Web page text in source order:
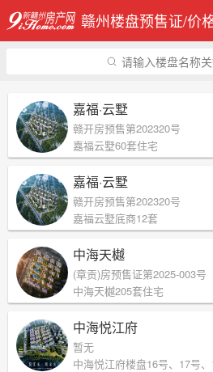
赣州楼盘预售证/价
请输入楼盘名称
嘉福·云墅
赣开房预售第202320号
嘉福云墅60套住宅
嘉福·云墅
赣开房预售第202320号
嘉福云墅底商12套
中海天樾
(章贡)房预售证第2025-003号
中海天樾205套住宅
中海悦江府
暂无